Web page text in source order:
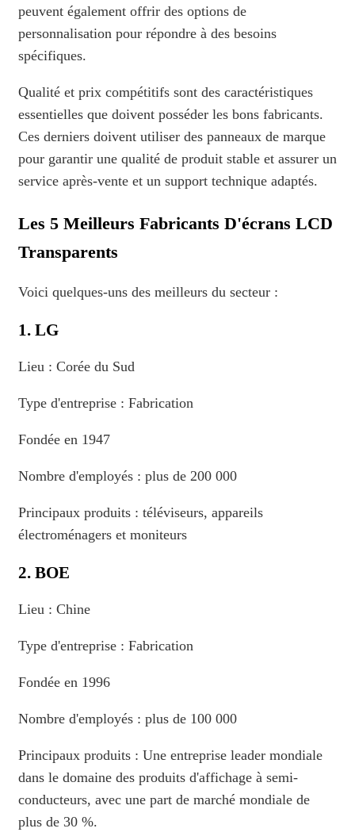
peuvent également offrir des options de
personnalisation pour répondre à des besoins
spécifiques.
Qualité et prix compétitifs sont des caractéristiques
essentielles que doivent posséder les bons fabricants.
Ces derniers doivent utiliser des panneaux de marque
pour garantir une qualité de produit stable et assurer un
service après-vente et un support technique adaptés.
Les 5 Meilleurs Fabricants D'écrans LCD
Transparents
Voici quelques-uns des meilleurs du secteur :
1. LG
Lieu : Corée du Sud
Type d'entreprise : Fabrication
Fondée en 1947
Nombre d'employés : plus de 200 000
Principaux produits : téléviseurs, appareils
électroménagers et moniteurs
2. BOE
Lieu : Chine
Type d'entreprise : Fabrication
Fondée en 1996
Nombre d'employés : plus de 100 000
Principaux produits : Une entreprise leader mondiale
dans le domaine des produits d'affichage à semi-
conducteurs, avec une part de marché mondiale de
plus de 30 %.